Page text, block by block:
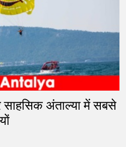
साहसिक अंताल्या में सबसे